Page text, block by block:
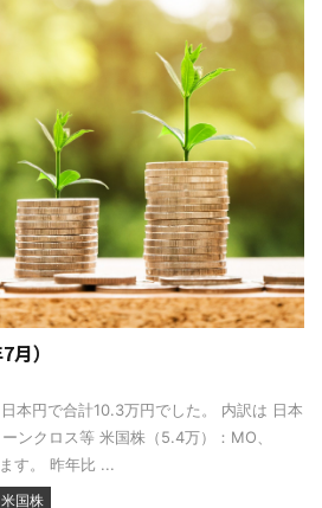
）
本円で合計10.3万円でした。 内訳は 日本
ンクロス等 米国株（5.4万）：MO、
す。 昨年比 ...
米国株